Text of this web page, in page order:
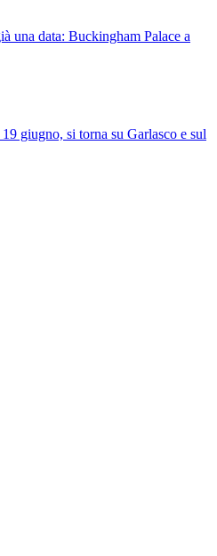
una data: Buckingham Palace a
giugno, si torna su Garlasco e sul